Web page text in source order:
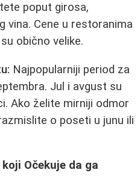
poput girosa,
vina. Cene u restoranima
obično velike.
Najpopularniji period za
Jul i avgust su
Ako želite mirniji odmor
o poseti u junu ili
Očekuje da ga